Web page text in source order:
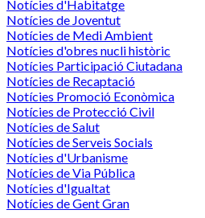
Notícies d'Habitatge
Notícies de Joventut
Notícies de Medi Ambient
Notícies d'obres nucli històric
Notícies Participació Ciutadana
Notícies de Recaptació
Notícies Promoció Econòmica
Notícies de Protecció Civil
Notícies de Salut
Notícies de Serveis Socials
Notícies d'Urbanisme
Notícies de Via Pública
Notícies d'Igualtat
Notícies de Gent Gran